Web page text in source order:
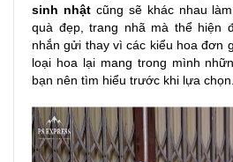
sinh nhậtcũng sẽ khác nhau
quà đẹp, trang nhã mà thể hiện
nhắn gửi thay vì các kiểu hoa đơn
loại hoa lại mang trong mình
bạn nên tìm hiểu trước khi lựa chọn.